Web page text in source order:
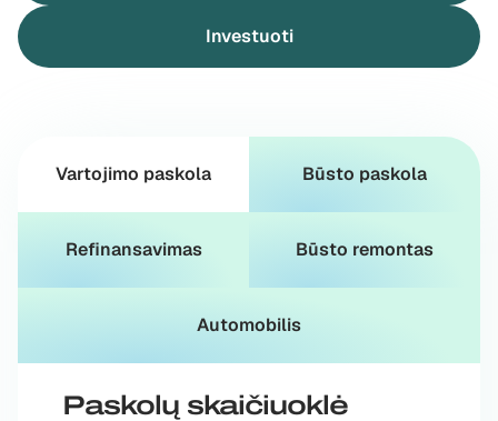
Investuoti
Vartojimo paskola Būsto paskola
Refinansavimas Būsto remontas
Automobilis
Paskolų skaičiuoklė